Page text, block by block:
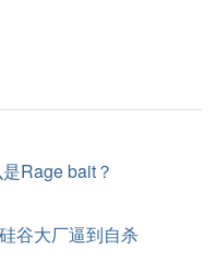
Rage bait？
谷大厂逼到自杀